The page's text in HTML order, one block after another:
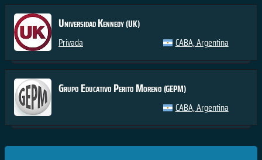
Universidad Kennedy(UK)
Privada CABA, Argentina
Grupo Educativo Perito Moreno(GEPM)
CABA, Argentina